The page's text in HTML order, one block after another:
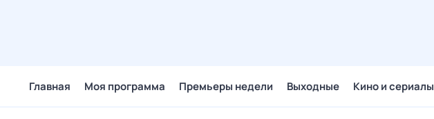
Главная Моя программа Премьеры недели Выходные Кино и сериалы